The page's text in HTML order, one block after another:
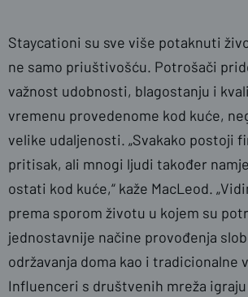
Staycationi su sve više potaknuti
ne samo priuštivošću. Potrošači
važnost udobnosti, blagostanju i
vremenu provedenome kod kuće,
velike udaljenosti. „Svakako postoji
pritisak, ali mnogi ljudi također
ostati kod kuće,“ kaže MacLeod.
prema sporom životu u kojem su
jednostavnije načine provođenja
održavanja doma kao i tradicionalne
Influenceri s društvenih mreža igraju